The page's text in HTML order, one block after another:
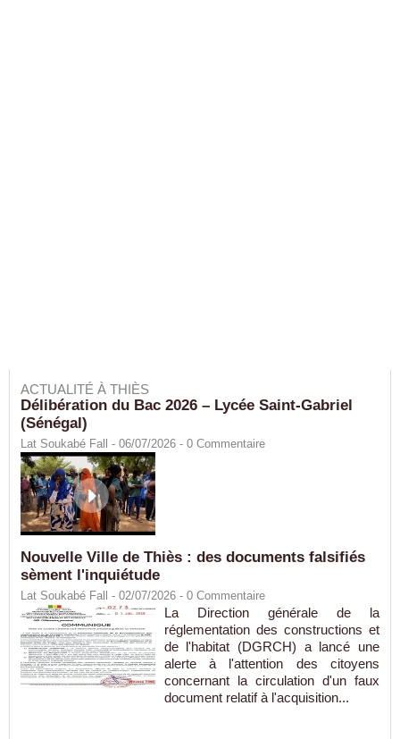
ACTUALITÉ À THIÈS
Délibération du Bac 2026 – Lycée Saint-Gabriel
(Sénégal)
Lat Soukabé Fall - 06/07/2026 - 0 Commentaire
Nouvelle Ville de Thiès : des documents falsifiés
sèment l'inquiétude
Lat Soukabé Fall - 02/07/2026 - 0 Commentaire
La Direction générale de la
réglementation des constructions et
de l'habitat (DGRCH) a lancé une
alerte à l'attention des citoyens
concernant la circulation d'un faux
document relatif à l'acquisition...